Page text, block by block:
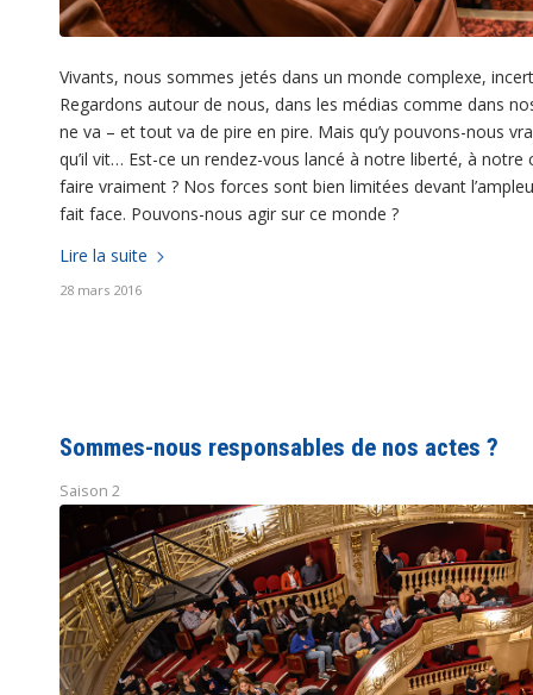
Vivants, nous sommes jetés dans un monde complexe,
Regardons autour de nous, dans les médias comme dans
ne va – et tout va de pire en pire. Mais qu’y pouvons-nous
qu’il vit… Est-ce un rendez-vous lancé à notre liberté, à notre
faire vraiment ? Nos forces sont bien limitées devant
fait face. Pouvons-nous agir sur ce monde ?
Lire la suite
28 mars 2016
Sommes-nous responsables de nos actes ?
Saison 2